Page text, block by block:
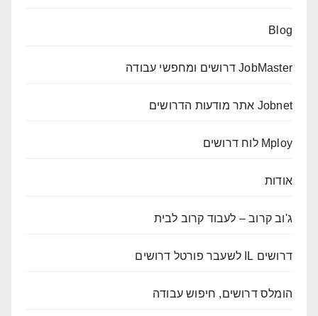
Blog
JobMaster דרושים ומחפשי עבודה
Jobnet אתר מודעות הדרושים
Mploy לוח דרושים
אודות
ג'וב קרוב – לעבוד קרוב לבית
דרושים IL לשעבר פורטל דרושים
הומלס דרושים, חיפוש עבודה